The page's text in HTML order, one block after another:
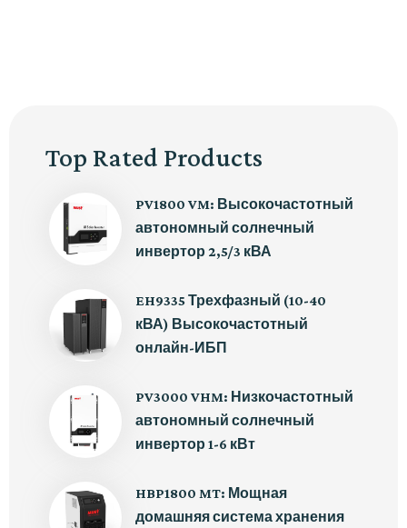
Top Rated Products
PV1800 VM: Высокочастотный
автономный солнечный
инвертор 2,5/3 кВА
EH9335 Трехфазный (10-40
кВА) Высокочастотный
онлайн-ИБП
PV3000 VHM: Низкочастотный
автономный солнечный
инвертор 1-6 кВт
HBP1800 MT: Мощная
домашняя система хранения